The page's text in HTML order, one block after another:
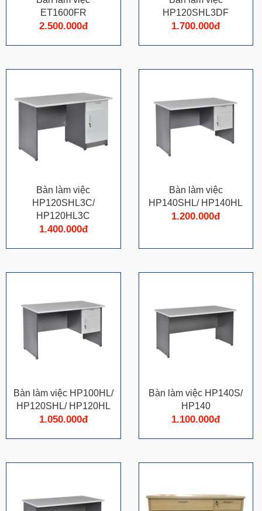
ET1600FR
2.500.000đ
HP120SHL3DF
1.700.000đ
Bàn làm việc
HP120SHL3C/
HP120HL3C
1.400.000đ
Bàn làm việc
HP140SHL/ HP140HL
1.200.000đ
Bàn làm việc HP100HL/
HP120SHL/ HP120HL
1.050.000đ
Bàn làm việc HP140S/
HP140
1.100.000đ